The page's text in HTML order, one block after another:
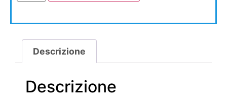
Descrizione
Descrizione